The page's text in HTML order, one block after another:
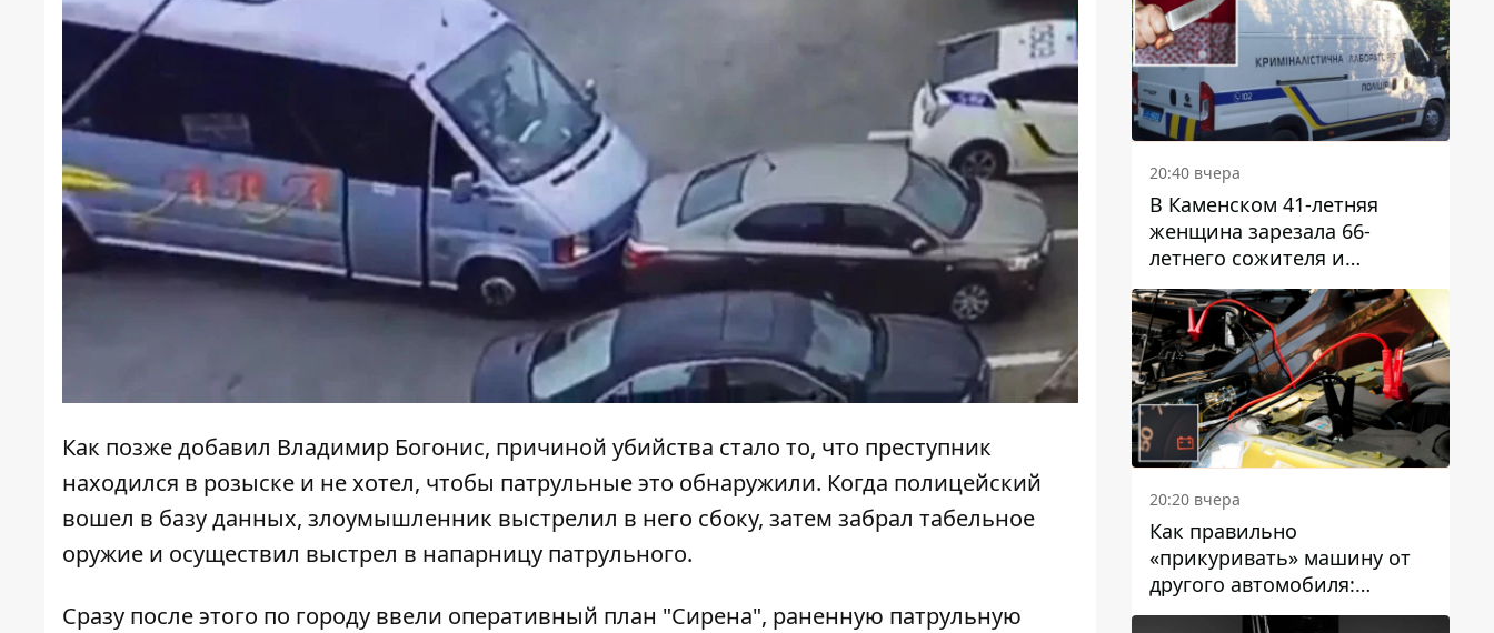
Как позже добавил Владимир Богонис, причиной убийства стало то, что преступник
находился в розыске и не хотел, чтобы патрульные это обнаружили. Когда полицейский
вошел в базу данных, злоумышленник выстрелил в него сбоку, затем забрал табельное
оружие и осуществил выстрел в напарницу патрульного.
Сразу после этого по городу ввели оперативный план "Сирена", раненную патрульную
20:40 вчера
В Каменском 41-летняя
женщина зарезала 66-
летнего сожителя и
пыталась обмануть
полицейских
20:20 вчера
Как правильно
«прикуривать» машину от
другого автомобиля:
инструкция для водителей